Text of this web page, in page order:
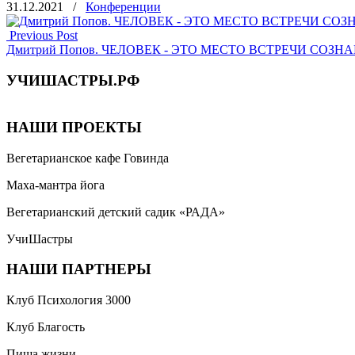
Отправить
31.12.2021 / Конференции
Previous Post
Дмитрий Попов. ЧЕЛОВЕК - ЭТО МЕСТО ВСТРЕЧИ
УЧИШАСТРЫ.РФ
НАШИ ПРОЕКТЫ
Вегетарианское кафе Говинда
Маха-мантра йога
Вегетарианский детский садик «РАДА»
УчиШастры
НАШИ ПАРТНЕРЫ
Клуб Психология 3000
Клуб Благость